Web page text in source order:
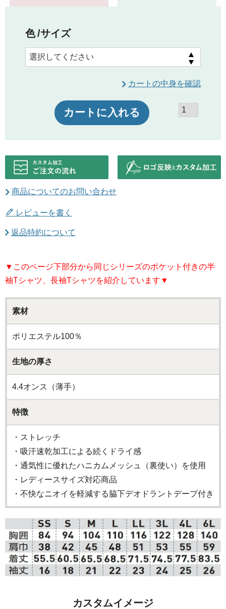
色 サイズ
カートの中身を確認
カートに入れる
商品についてのお問い合わせ
レビューを書く
返品特約について
▼このページ下部分から同じシリーズのポケット付きの半
袖Tシャツ、長袖Tシャツを紹介しています▼
素材
ポリエステル100％
生地の厚さ
4.4オンス（薄手）
特徴
・ストレッチ
・吸汗速乾加工による続くドライ感
・通気性に優れたハニカムメッシュ（裏使い）を使用
・レディースサイズ対応商品
・不快なニオイを軽減する脇下デオドラントデープ付き
カスタムイメージ